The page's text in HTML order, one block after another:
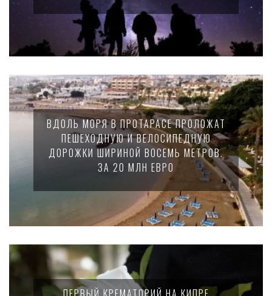
ВДОЛЬ МОРЯ В ПРОТАРАСЕ ПРОЛОЖАТ
ПЕШЕХОДНУЮ И ВЕЛОСИПЕДНУЮ
ДОРОЖКИ ШИРИНОЙ ВОСЕМЬ МЕТРОВ.
ЗА 20 МЛН ЕВРО